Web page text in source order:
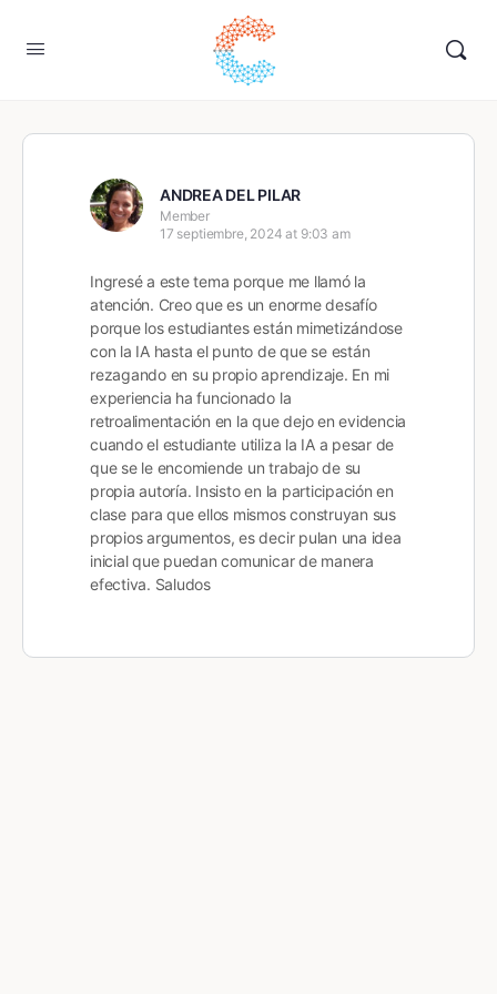
ANDREA DEL PILAR
Member
17 septiembre, 2024 at 9:03 am
Ingresé a este tema porque me llamó la
atención. Creo que es un enorme desafío
porque los estudiantes están mimetizándose
con la IA hasta el punto de que se están
rezagando en su propio aprendizaje. En mi
experiencia ha funcionado la
retroalimentación en la que dejo en evidencia
cuando el estudiante utiliza la IA a pesar de
que se le encomiende un trabajo de su
propia autoría. Insisto en la participación en
clase para que ellos mismos construyan sus
propios argumentos, es decir pulan una idea
inicial que puedan comunicar de manera
efectiva. Saludos